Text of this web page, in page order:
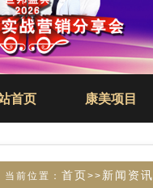
首页 康美项目
当前位置： 首页>> 新闻资讯